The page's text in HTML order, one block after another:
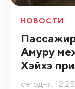
НОВОСТИ
Амуру
Хэйхэ
сегодня, 12:25